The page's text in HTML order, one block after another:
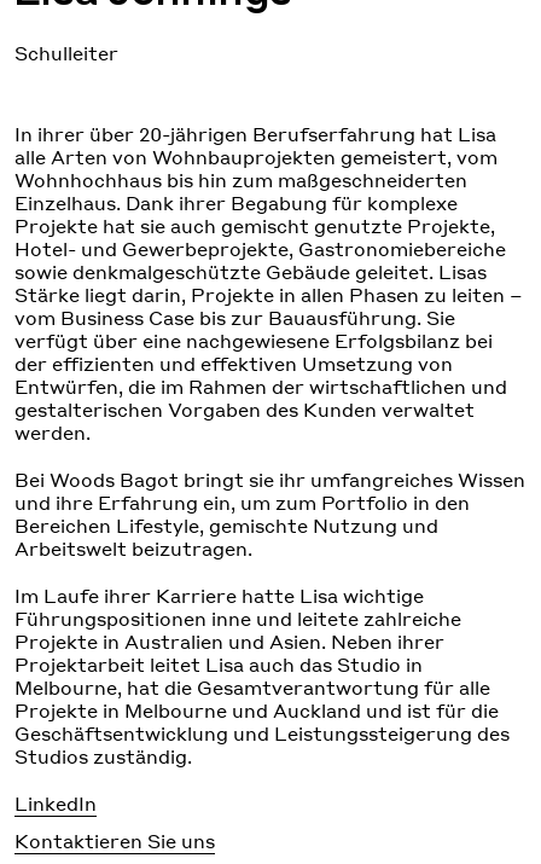
Schulleiter
In ihrer über 20-jährigen Berufserfahrung hat Lisa
alle Arten von Wohnbauprojekten gemeistert, vom
Wohnhochhaus bis hin zum maßgeschneiderten
Einzelhaus. Dank ihrer Begabung für komplexe
Projekte hat sie auch gemischt genutzte Projekte,
Hotel- und Gewerbeprojekte, Gastronomiebereiche
sowie denkmalgeschützte Gebäude geleitet. Lisas
Stärke liegt darin, Projekte in allen Phasen zu leiten –
vom Business Case bis zur Bauausführung. Sie
verfügt über eine nachgewiesene Erfolgsbilanz bei
der effizienten und effektiven Umsetzung von
Entwürfen, die im Rahmen der wirtschaftlichen und
gestalterischen Vorgaben des Kunden verwaltet
werden.
Bei Woods Bagot bringt sie ihr umfangreiches Wissen
und ihre Erfahrung ein, um zum Portfolio in den
Bereichen Lifestyle, gemischte Nutzung und
Arbeitswelt beizutragen.
Im Laufe ihrer Karriere hatte Lisa wichtige
Führungspositionen inne und leitete zahlreiche
Projekte in Australien und Asien. Neben ihrer
Projektarbeit leitet Lisa auch das Studio in
Melbourne, hat die Gesamtverantwortung für alle
Projekte in Melbourne und Auckland und ist für die
Geschäftsentwicklung und Leistungssteigerung des
Studios zuständig.
LinkedIn
Kontaktieren Sie uns